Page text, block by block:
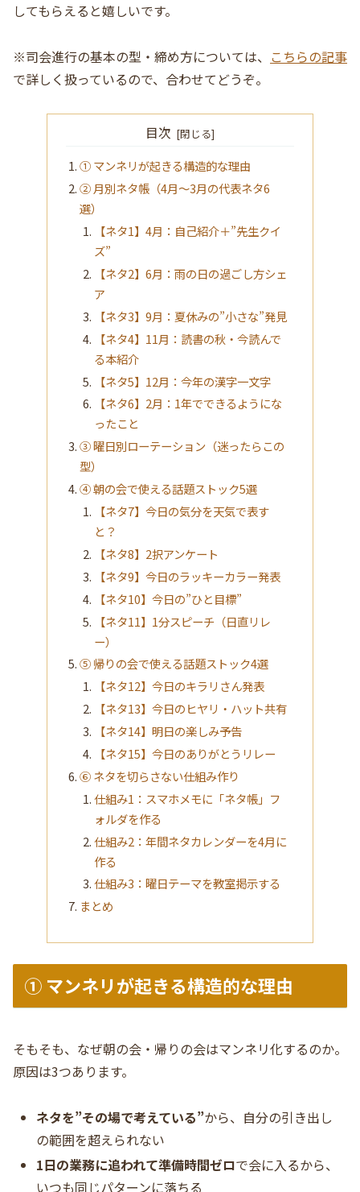
してもらえると嬉しいです。
※司会進行の基本の型・締め方については、 こちらの記事
で詳しく扱っているので、合わせてどうぞ。
目次
① マンネリが起きる構造的な理由
② 月別ネタ帳（4月〜3月の代表ネタ6
選）
【ネタ1】4月：自己紹介＋”先生クイ
ズ”
【ネタ2】6月：雨の日の過ごし方シェ
ア
【ネタ3】9月：夏休みの”小さな”発見
【ネタ4】11月：読書の秋・今読んで
る本紹介
【ネタ5】12月：今年の漢字一文字
【ネタ6】2月：1年でできるようにな
ったこと
③ 曜日別ローテーション（迷ったらこの
型）
④ 朝の会で使える話題ストック5選
【ネタ7】今日の気分を天気で表す
と？
【ネタ8】2択アンケート
【ネタ9】今日のラッキーカラー発表
【ネタ10】今日の”ひと目標”
【ネタ11】1分スピーチ（日直リレ
ー）
⑤ 帰りの会で使える話題ストック4選
【ネタ12】今日のキラリさん発表
【ネタ13】今日のヒヤリ・ハット共有
【ネタ14】明日の楽しみ予告
【ネタ15】今日のありがとうリレー
⑥ ネタを切らさない仕組み作り
仕組み1：スマホメモに「ネタ帳」フ
ォルダを作る
仕組み2：年間ネタカレンダーを4月に
作る
仕組み3：曜日テーマを教室掲示する
まとめ
① マンネリが起きる構造的な理由
そもそも、なぜ朝の会・帰りの会はマンネリ化するのか。
原因は3つあります。
ネタを”その場で考えている”から、自分の引き出し
の範囲を超えられない
1日の業務に追われて準備時間ゼロで会に入るから、
いつも同じパターンに落ちる